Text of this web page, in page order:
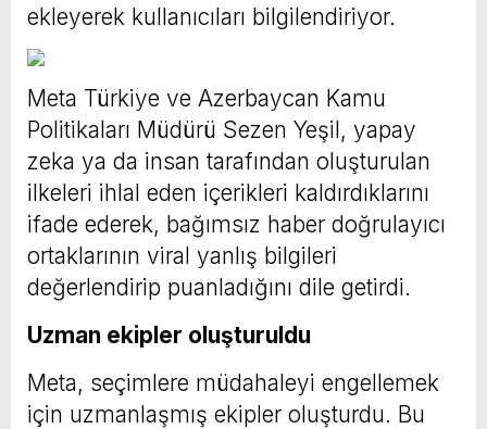
ekleyerek kullanıcıları bilgilendiriyor.
Meta Türkiye ve Azerbaycan Kamu
Politikaları Müdürü Sezen Yeşil, yapay
zeka ya da insan tarafından oluşturulan
ilkeleri ihlal eden içerikleri kaldırdıklarını
ifade ederek, bağımsız haber doğrulayıcı
ortaklarının viral yanlış bilgileri
değerlendirip puanladığını dile getirdi.
Uzman ekipler oluşturuldu
Meta, seçimlere müdahaleyi engellemek
için uzmanlaşmış ekipler oluşturdu. Bu